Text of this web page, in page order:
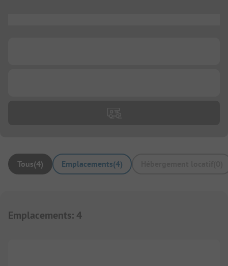
Tous(4) Emplacements(4)
Emplacements: 4